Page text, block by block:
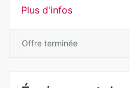
Plus d'infos
Offre terminée